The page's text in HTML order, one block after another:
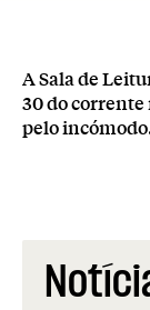
A Sala de
30 do corrente
pelo